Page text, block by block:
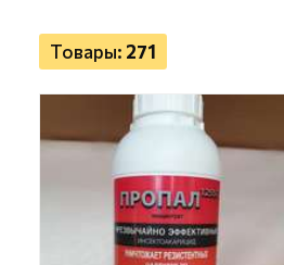
Товары: 271